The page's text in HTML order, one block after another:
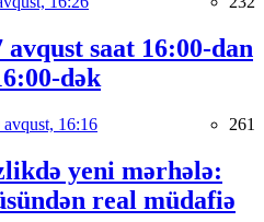
saat 16:00-dan
dək
avqust, 16:16 261
yeni mərhələ:
real müdafiə